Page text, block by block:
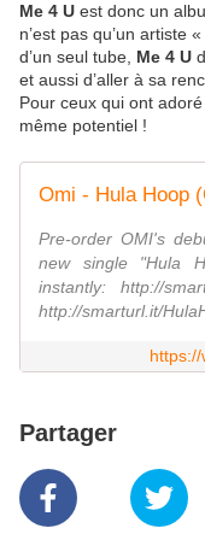
Me 4 U est donc un
n’est pas qu’un artiste
d’un seul tube, Me 4 U
et aussi d’aller à sa
Pour ceux qui ont adoré
même potentiel !
Omi - Hula Hoop
Pre-order OMI's
new single "Hula
instantly: http://
http://smarturl.it/
Partager